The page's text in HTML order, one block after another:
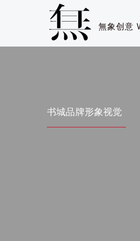
無象创意
书城品牌形象视觉